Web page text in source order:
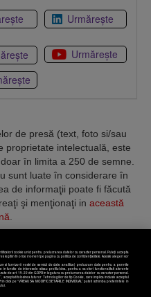
Urmărește
Urmărește
de presă (text, foto si/sau
proprietate intelectuală, este
în limita a 250 de semne.
sunt luate în considerare în
de informaţii poate fi făcută
şi menţionaţi in această
.
Cookies Contact
cookie unici pentru prelucrarea datelor cu caracter personal. Puteți accepta
legitim în orice moment pe pagina cu politica de confidențialitate. Aceste alegeri vor
si furnizorii nostri de servicii de date analitice) prelucram date pentru a permite
functie de interesele si/sau profilul dvs., pentru a va oferi functionalitati aferente
de art. 15-22 din GDPR in legatura cu prelucrarea datelor cu caracter personal.
acceptati folosirea tuturor Tehnologiilor de tip Cookie, care implica inclusiv acceptul
pe “VREAU SA MODIFIC SETARILE INDIVIDUAL” puteti schimba preferintele in